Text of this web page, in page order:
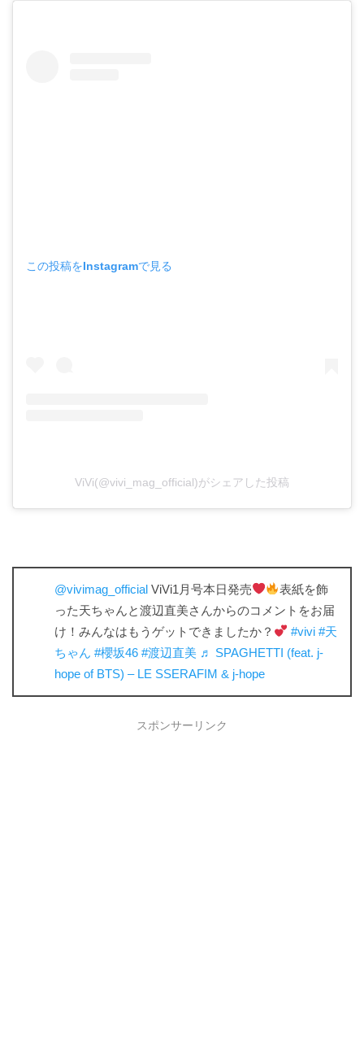
この投稿をInstagramで見る
ViVi(@vivi_mag_official)がシェアした投稿
@vivimag_official ViVi1月号本日発売
表紙を飾
った天ちゃんと渡辺直美さんからのコメントをお届
け！みんなはもうゲットできましたか？
#vivi #天
ちゃん #櫻坂46 #渡辺直美 ♬ SPAGHETTI (feat. j-
hope of BTS) – LE SSERAFIM & j-hope
スポンサーリンク